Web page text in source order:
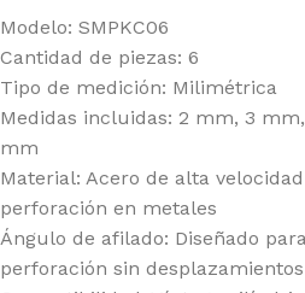
Modelo: SMPKC06
Cantidad de piezas: 6
Tipo de medición: Milimétrica
Medidas incluidas: 2 mm, 3
mm
Material: Acero de alta
perforación en metales
Ángulo de afilado: Diseñado
perforación sin desplazamientos